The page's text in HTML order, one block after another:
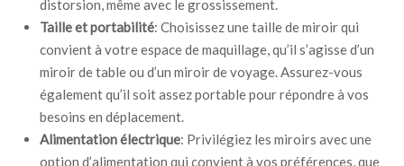
distorsion, même avec le grossissement.
Taille et portabilité: Choisissez une taille de miroir qui
convient à votre espace de maquillage, qu’il s’agisse d’un
miroir de table ou d’un miroir de voyage. Assurez-vous
également qu’il soit assez portable pour répondre à vos
besoins en déplacement.
Alimentation électrique: Privilégiez les miroirs avec une
option d’alimentation qui convient à vos préférences, que